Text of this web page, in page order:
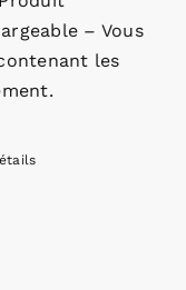
– Vous
les